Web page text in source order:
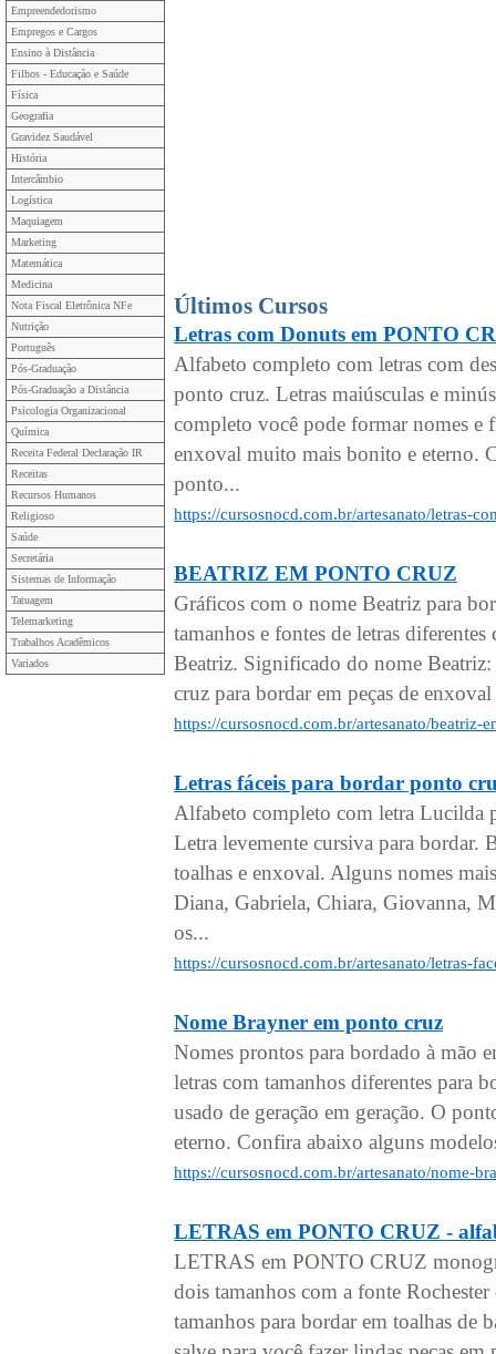
Empreendedorismo
Empregos e Cargos
Ensino à Distância
Filhos - Educação e Saúde
Física
Geografia
Gravidez Saudável
História
Intercâmbio
Logística
Maquiagem
Marketing
Matemática
Medicina
Nota Fiscal Eletrônica NFe
Nutrição
Português
Pós-Graduação
Pós-Graduação a Distância
Psicologia Organizacional
Química
Receita Federal Declaração IR
Receitas
Recursos Humanos
Religioso
Saúde
Secretária
Sistemas de Informação
Tatuagem
Telemarketing
Trabalhos Acadêmicos
Variados
Últimos Cursos
Letras com Donuts em PONTO
Alfabeto completo com letras com
ponto cruz. Letras maiúsculas e
completo você pode formar nomes e
enxoval muito mais bonito e eterno.
ponto...
https://cursosnocd.com.br/artesanato/letras-
BEATRIZ EM PONTO CRUZ
Gráficos com o nome Beatriz para
tamanhos e fontes de letras
Beatriz. Significado do nome
cruz para bordar em peças de
https://cursosnocd.com.br/artesanato/beatriz-
Letras fáceis para bordar ponto
Alfabeto completo com letra Lucilda
Letra levemente cursiva para bordar.
toalhas e enxoval. Alguns nomes
Diana, Gabriela, Chiara, Giovanna,
os...
https://cursosnocd.com.br/artesanato/letras-
Nome Brayner em ponto cruz
Nomes prontos para bordado à mão
letras com tamanhos diferentes para
usado de geração em geração. O
eterno. Confira abaixo alguns
https://cursosnocd.com.br/artesanato/nome-
LETRAS em PONTO CRUZ -
LETRAS em PONTO CRUZ
dois tamanhos com a fonte
tamanhos para bordar em toalhas de